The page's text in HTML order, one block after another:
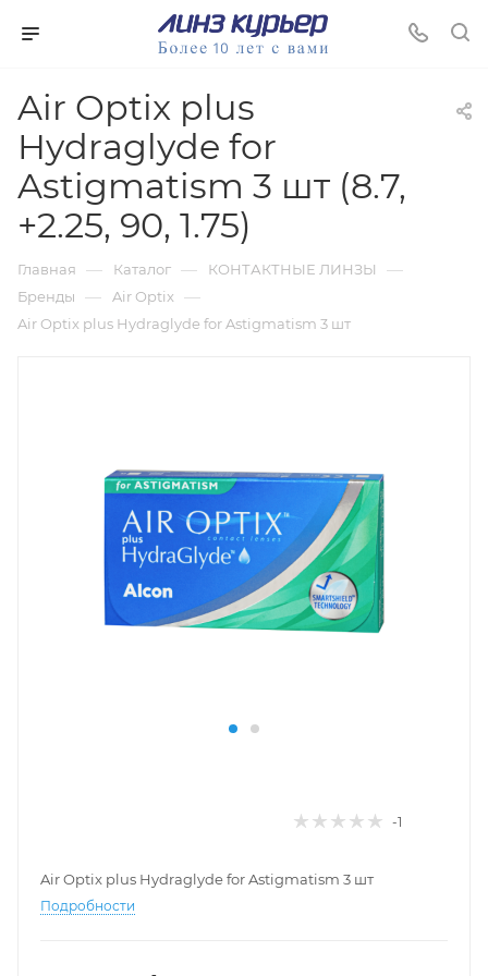
Air Optix plus
Hydraglyde for
Astigmatism 3 шт (8.7,
+2.25, 90, 1.75)
Главная — Каталог — КОНТАКТНЫЕ ЛИНЗЫ —
Бренды — Air Optix —
Air Optix plus Hydraglyde for Astigmatism 3 шт
-1
Air Optix plus Hydraglyde for Astigmatism 3 шт
Подробности